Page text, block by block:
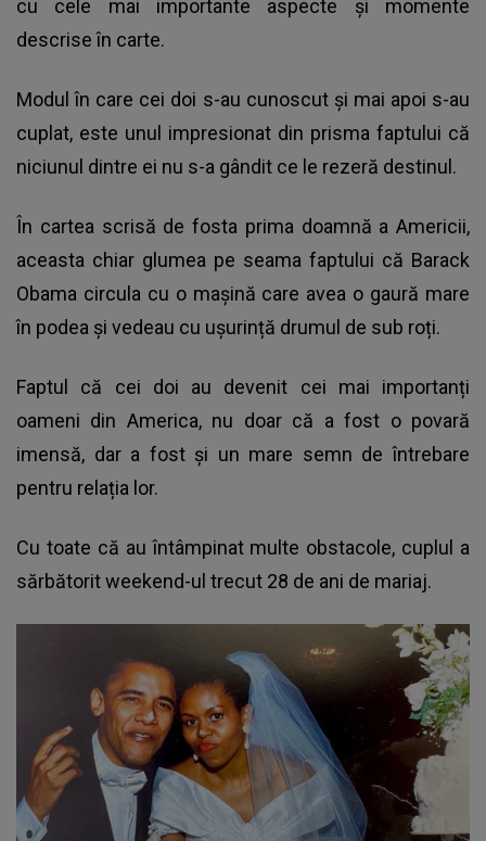
cu cele mai importante aspecte și momente
descrise în carte.
Modul în care cei doi s-au cunoscut și mai apoi s-au
cuplat, este unul impresionat din prisma faptului că
niciunul dintre ei nu s-a gândit ce le rezeră destinul.
În cartea scrisă de fosta prima doamnă a Americii,
aceasta chiar glumea pe seama faptului că Barack
Obama circula cu o mașină care avea o gaură mare
în podea și vedeau cu ușurință drumul de sub roți.
Faptul că cei doi au devenit cei mai importanți
oameni din America, nu doar că a fost o povară
imensă, dar a fost și un mare semn de întrebare
pentru relația lor.
Cu toate că au întâmpinat multe obstacole, cuplul a
sărbătorit weekend-ul trecut 28 de ani de mariaj.